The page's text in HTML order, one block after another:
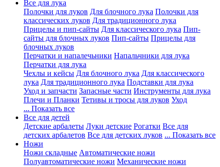
Все для лука
Полочки для луков Для блочного лука Полочки для
классических луков Для традиционного лука
Прицелы и пип-сайты Для классического лука Пип-
сайты для блочных луков Пип-сайты Прицелы для
блочных луков
Перчатки и напалечьники Напальчники для лука
Перчатки для лука
Чехлы и кейсы Для блочного лука Для классического
лука Для традиционного лука Подставки для лука
Уход и запчасти Запасные части Инструменты для лука
Плечи и Планки Тетивы и тросы для луков Уход
... Показать все
Все для детей
Детские арбалеты Луки детские Рогатки Все для
детских арбалетов Все для детских луков ... Показать все
Ножи
Ножи складные Автоматические ножи
Полуавтоматические ножи Механические ножи